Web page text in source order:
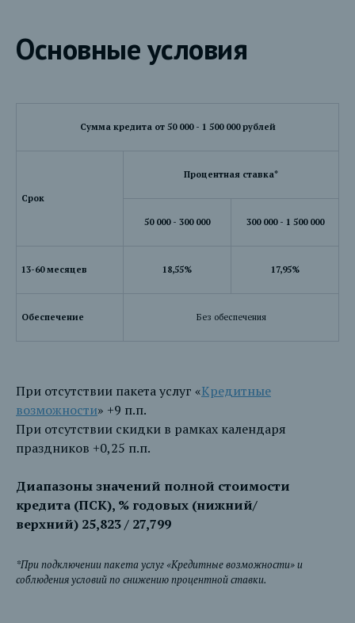
Основные условия
Сумма кредита от 50 000 - 1 500 000рублей
Срок
Процентная ставка*
50 000 - 300 000 300 000 - 1 500 000
13-60 месяцев 18,55% 17,95%
Обеспечение Без обеспечения
При отсутствии пакета услуг «Кредитные
возможности» +9 п.п.
При отсутствии скидки в рамках календаря
праздников +0,25 п.п.
Диапазоны значений полной стоимости
кредита (ПСК), % годовых (нижний/
верхний) 25,823 / 27,799
*При подключении пакета услуг «Кредитные возможности» и
соблюдения условий по снижению процентной ставки.